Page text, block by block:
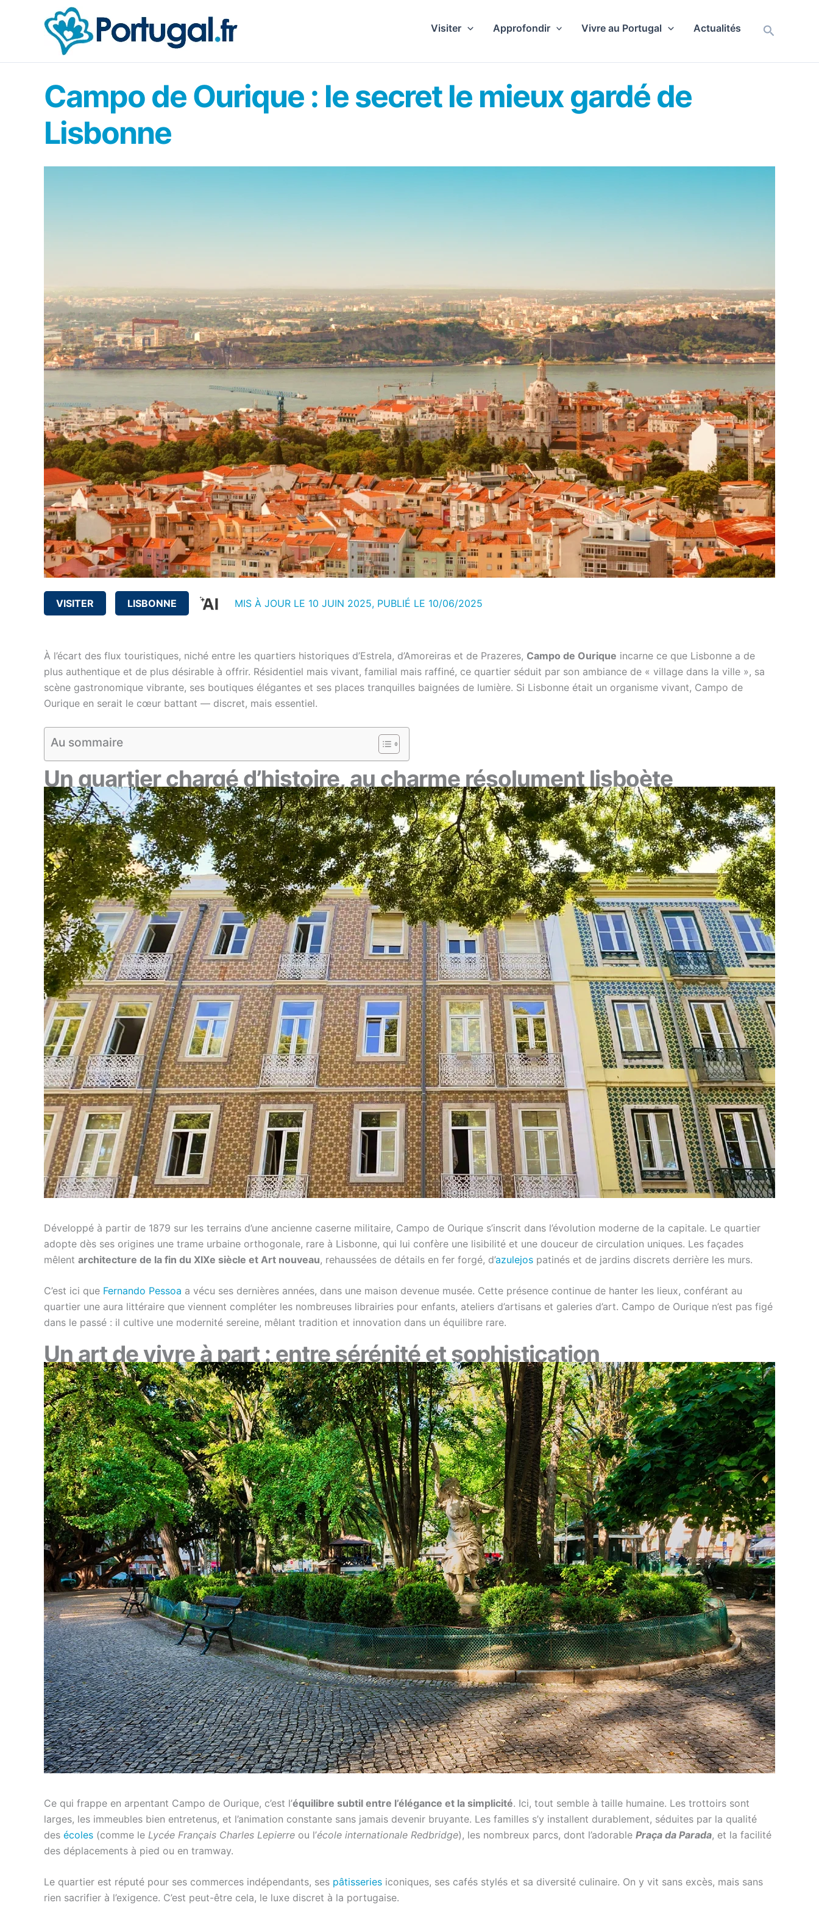
Visiter Approfondir Vivre au Portugal Actualités
Campo de Ourique : le secret le mieux gardé de
Lisbonne
VISITER LISBONNE MIS À JOUR LE 10 JUIN 2025, PUBLIÉ LE 10/06/2025
À l’écart des flux touristiques, niché entre les quartiers historiques d’Estrela, d’Amoreiras et de Prazeres, Campo de Ourique incarne ce que Lisbonne a de
plus authentique et de plus désirable à offrir. Résidentiel mais vivant, familial mais raffiné, ce quartier séduit par son ambiance de « village dans la ville », sa
scène gastronomique vibrante, ses boutiques élégantes et ses places tranquilles baignées de lumière. Si Lisbonne était un organisme vivant, Campo de
Ourique en serait le cœur battant — discret, mais essentiel.
Au sommaire
Un quartier chargé d’histoire, au charme résolument lisboète
Développé à partir de 1879 sur les terrains d’une ancienne caserne militaire, Campo de Ourique s’inscrit dans l’évolution moderne de la capitale. Le quartier
adopte dès ses origines une trame urbaine orthogonale, rare à Lisbonne, qui lui confère une lisibilité et une douceur de circulation uniques. Les façades
mêlent architecture de la fin du XIXe siècle et Art nouveau, rehaussées de détails en fer forgé, d’azulejos patinés et de jardins discrets derrière les murs.
C’est ici que Fernando Pessoa a vécu ses dernières années, dans une maison devenue musée. Cette présence continue de hanter les lieux, conférant au
quartier une aura littéraire que viennent compléter les nombreuses librairies pour enfants, ateliers d’artisans et galeries d’art. Campo de Ourique n’est pas figé
dans le passé : il cultive une modernité sereine, mêlant tradition et innovation dans un équilibre rare.
Un art de vivre à part : entre sérénité et sophistication
Ce qui frappe en arpentant Campo de Ourique, c’est l’équilibre subtil entre l’élégance et la simplicité. Ici, tout semble à taille humaine. Les trottoirs sont
larges, les immeubles bien entretenus, et l’animation constante sans jamais devenir bruyante. Les familles s’y installent durablement, séduites par la qualité
des écoles (comme le Lycée Français Charles Lepierre ou l’école internationale Redbridge), les nombreux parcs, dont l’adorable Praça da Parada, et la facilité
des déplacements à pied ou en tramway.
Le quartier est réputé pour ses commerces indépendants, ses pâtisseries iconiques, ses cafés stylés et sa diversité culinaire. On y vit sans excès, mais sans
rien sacrifier à l’exigence. C’est peut-être cela, le luxe discret à la portugaise.